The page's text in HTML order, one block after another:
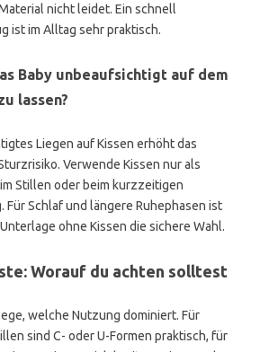
nicht leidet. Ein schnell
ist im Alltag sehr praktisch.
Baby unbeaufsichtigt auf dem
lassen?
Liegen auf Kissen erhöht das
Verwende Kissen nur als
Stillen oder beim kurzzeitigen
Für Schlaf und längere Ruhephasen ist
ohne Kissen die sichere Wahl.
Worauf du achten solltest
welche Nutzung dominiert. Für
sind C- oder U-Formen praktisch, für